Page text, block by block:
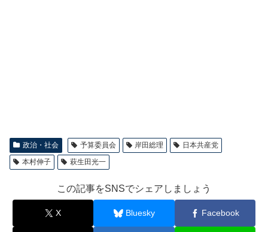
政治・社会 予算委員会 岸田総理
日本共産党
本村伸子
萩生田光一
この記事をSNSでシェアしましょう
X Bluesky Facebook